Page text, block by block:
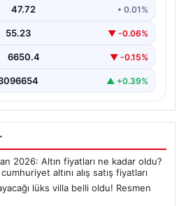
47.72 • 0.01%
55.23 ▼ -0.06%
6650.4 ▼ -0.15%
▲ +0.39%
2026: Altın fiyatları ne kadar oldu?
altını alış satış fiyatları
lüks villa belli oldu! Resmen